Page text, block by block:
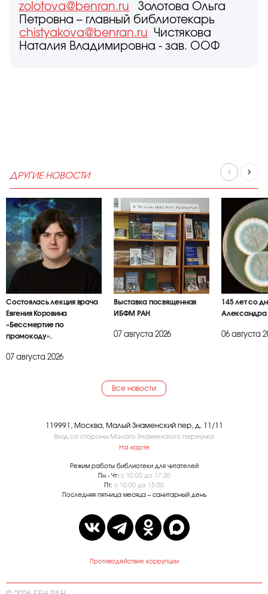
zolotova@benran.ru Золотова Ольга
Петровна – главный библиотекарь
chistyakova@benran.ru Чистякова
Наталия Владимировна - зав. ООФ
ДРУГИЕ НОВОСТИ
Состоялась лекция врача
Евгения Коровина
«Бессмертие по
промокоду».
07 августа 2026
Выставка посвященная
ИБФМ РАН
07 августа 2026
145 лет со
Александра
06 августа
Все новости
119991, Москва, Малый Знаменский пер, д. 11/11
Вход со стороны Малого Знаменского переулка
На карте
Режим работы библиотеки для читателей
Пн - Чт: с 10:00 до 17:30
Пт: с 10:00 до 15:00
Последняя пятница месяца – санитарный день
Противодействие коррупции